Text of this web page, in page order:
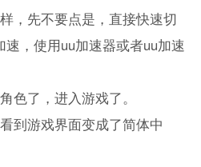
，先不要点是，直接快速切
，使用uu加速器或者uu加速
色了，进入游戏了。
到游戏界面变成了简体中